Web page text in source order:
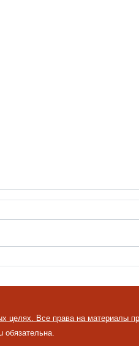
целях. Все права на материалы
обязательна.